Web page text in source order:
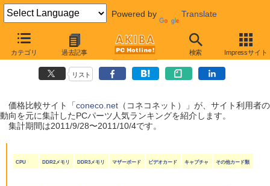
Powered by Translate
カテゴリ 過去記事 検索 Impressサイト
coneco.net人気ランキング（PCパーツ編）
（2011/9/28〜2011/10/4）
リスト
価格比較サイト「coneco.net（コネコネット）」が、サイト利用者の
動向を元に集計したPCパーツ人気ランキングを紹介します。
集計期間は2011/9/28〜2011/10/4です。
CPU DDR2メモリ DDR3メモリ マザーボード ビデオカード キャプチャ その他カード類